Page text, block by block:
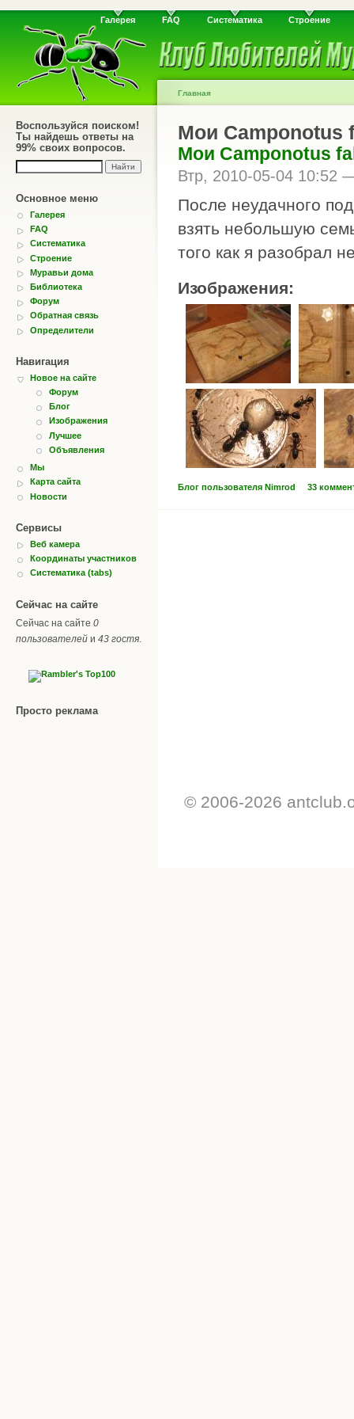
Галерея FAQ Систематика Строение
Воспользуйся поиском!
Ты найдешь ответы на
99% своих вопросов.
Основное меню
Галерея
FAQ
Систематика
Строение
Муравьи дома
Библиотека
Форум
Обратная связь
Определители
Навигация
Новое на сайте
Форум
Блог
Изображения
Лучшее
Объявления
Мы
Карта сайта
Новости
Сервисы
Веб камера
Координаты участников
Систематика (tabs)
Сейчас на сайте
Сейчас на сайте 0
пользователей и 43 гостя
Просто реклама
Главная
Мои Camponotus
Мои Camponotus
Втр, 2010-05-04 10:52
После неудачного
взять небольшую
того как я разобрал
Изображения:
Блог пользователя Nimrod 33
© 2006-2026